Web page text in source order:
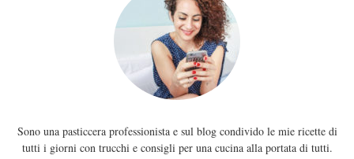
Sono una pasticcera professionista e sul blog condivido le mie ricette di
tutti i giorni con trucchi e consigli per una cucina alla portata di tutti.